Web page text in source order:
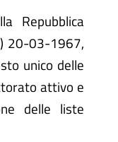
Repubblica
20-03-1967,
unico delle
attivo e
delle liste